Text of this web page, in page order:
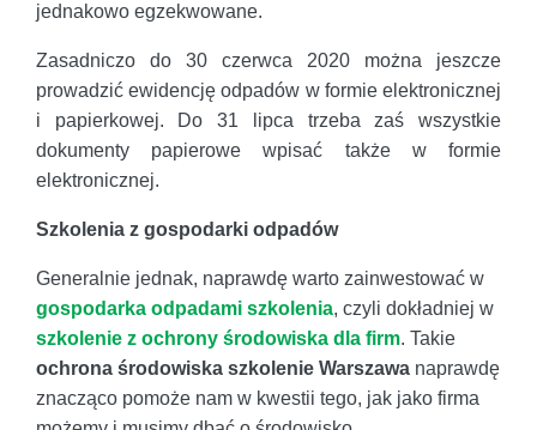
jednakowo egzekwowane.
Zasadniczo do 30 czerwca 2020 można jeszcze
prowadzić ewidencję odpadów w formie elektronicznej
i papierkowej. Do 31 lipca trzeba zaś wszystkie
dokumenty papierowe wpisać także w formie
elektronicznej.
Szkolenia z gospodarki odpadów
Generalnie jednak, naprawdę warto zainwestować w
gospodarka odpadami szkolenia, czyli dokładniej w
szkolenie z ochrony środowiska dla firm. Takie
ochrona środowiska szkolenie Warszawa naprawdę
znacząco pomoże nam w kwestii tego, jak jako firma